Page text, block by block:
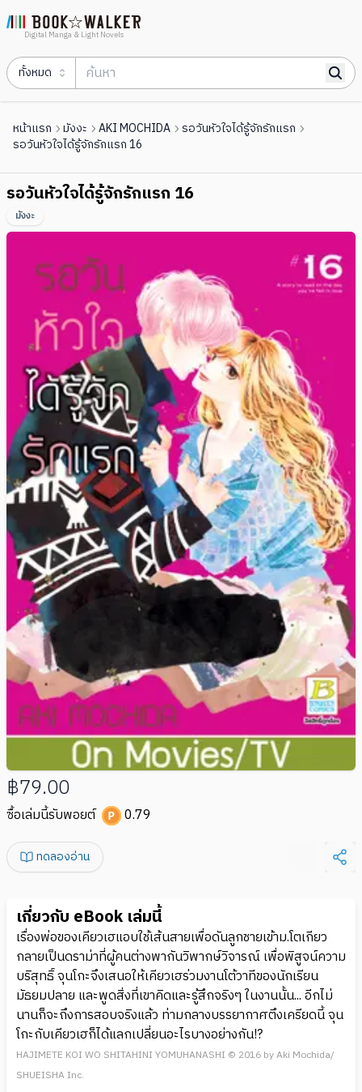
Digital Manga & Light Novels
ทั้งหมด
หน้าแรก มังงะ AKI MOCHIDA
รอวันหัวใจได้รู้จักรักแรก
รอวันหัวใจได้รู้จักรักแรก 16
รอวันหัวใจได้รู้จักรักแรก 16
มังงะ
฿79.00
ซื้อเล่มนี้รับพอยต์ 0.79
ทดลองอ่าน
เกี่ยวกับ eBook เล่มนี้
เรื่องพ่อของเคียวเฮแอบใช้เส้นสายเพื่อดันลูกชายเข้าม.โตเกียว
กลายเป็นดราม่าที่ผู้คนต่างพากันวิพากษ์วิจารณ์ เพื่อพิสูจน์ความ
บริสุทธิ์ จุนโกะจึงเสนอให้เคียวเฮร่วมงานโต้วาทีของนักเรียน
มัธยมปลาย และพูดสิ่งที่เขาคิดและรู้สึกจริงๆ ในงานนั้น... อีกไม่
นานก็จะถึงการสอบจริงแล้ว ท่ามกลางบรรยากาศตึงเครียดนี้ จุน
โกะกับเคียวเฮก็ได้แลกเปลี่ยนอะไรบางอย่างกัน!?
HAJIMETE KOI WO SHITAHINI YOMUHANASHI © 2016 by Aki Mochida/
SHUEISHA Inc.